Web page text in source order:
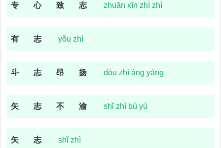
专 心 致 志 zhuān xīn zhì zhì
有 志 yǒu zhì
斗 志 昂 扬 dòu zhì áng yáng
矢 志 不 渝 shǐ zhì bù yú
矢 志 shǐ zhì